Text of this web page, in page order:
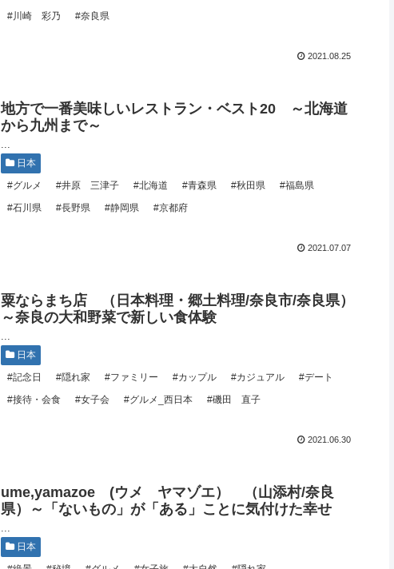
2021.08.25
#川崎 彩乃
#奈良県
地方で一番美味しいレストラン・ベスト20 ～北海道
から九州まで～
2021.07.07
日本
#グルメ
#井原 三津子 #北海道 #青森県 #秋田県
#福島県
#石川県
#長野県 #静岡県 #京都府
粟ならまち店 （日本料理・郷土料理/奈良市/奈良県）
～奈良の大和野菜で新しい食体験
2021.06.30
日本
#記念日
#隠れ家 #ファミリー #カップル #カジュアル
#デート
#接待・会食
#女子会 #グルメ_西日本 #磯田 直子
ume,yamazoe (ウメ ヤマゾエ） （山添村/奈良
県）～「ないもの」が「ある」ことに気付けた幸せ
日本